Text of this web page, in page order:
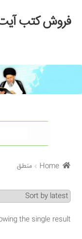
Skip
to
Skip
to
فروش کتب آیت
خانه
#97 (بدون عنوان)
Checkout
My account
Search Results
Shop
Home منطق
the single result